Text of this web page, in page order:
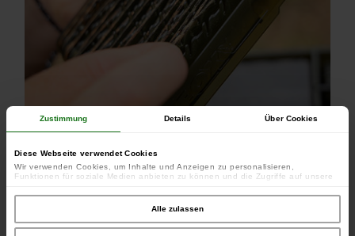
Zustimmung Details Über Cookies
Diese Webseite verwendet Cookies
Wir verwenden Cookies, um Inhalte und Anzeigen zu personalisieren,
Funktionen für soziale Medien anbieten zu können und die Zugriffe auf unsere
unserer Website an unsere Partner für soziale Medien, Werbung und Analysen
weiter. Unsere Partner führen diese Informationen möglicherweise mit weiteren
Daten zusammen, die Sie ihnen bereitgestellt haben oder die sie im Rahmen
Ihrer Nutzung der Dienste gesammelt haben.
Alle zulassen